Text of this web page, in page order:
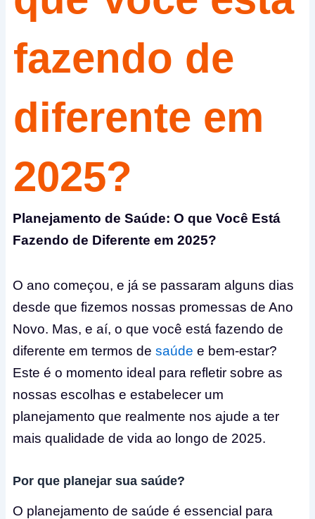
fazendo de
diferente em
2025?
Planejamento de Saúde: O que Você Está
Fazendo de Diferente em 2025?
O ano começou, e já se passaram alguns dias
desde que fizemos nossas promessas de Ano
Novo. Mas, e aí, o que você está fazendo de
diferente em termos desaúde e bem-estar?
Este é o momento ideal para refletir sobre as
nossas escolhas e estabelecer um
planejamento que realmente nos ajude a ter
mais qualidade de vida ao longo de 2025.
Por que planejar sua saúde?
O planejamento de saúde é essencial para